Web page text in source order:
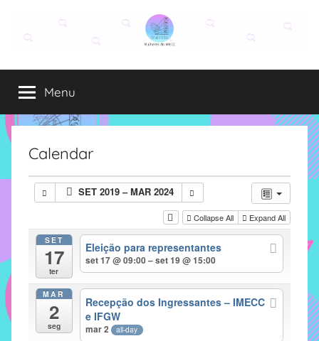
conteúdo
Grupo
Elza
Elza
é
formado
alunas,
funcionárias
IMECC
tem
como
atribuição
implementar
Menu
Calendar
SET 2019 – MAR 2024
Collapse All Expand All
SET
17
ter
Eleição para representantes
set 17 @ 09:00 – set 19 @ 15:00
MAR
2
seg
Recepção dos Ingressantes – IMECC
e IFGW
mar 2 all-day